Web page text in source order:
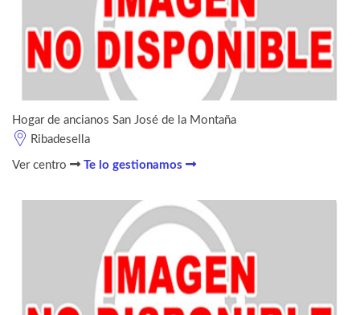
Hogar de ancianos San José de la Montaña
Ribadesella
Ver centro Te lo gestionamos